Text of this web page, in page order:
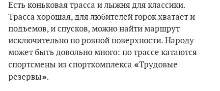
Есть коньковая трасса и лыжня для классики.
Трасса хорошая, для любителей горок хватает и
подъемов, и спусков, можно найти маршрут
исключительно по ровной поверхности. Народу
может быть довольно много: по трассе катаются
спортсмены из спорткомплекса «Трудовые
резервы».